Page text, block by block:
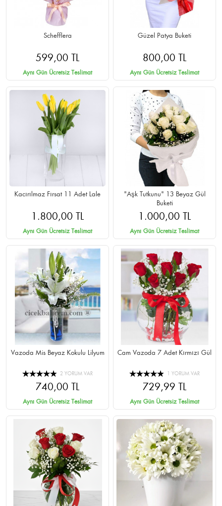
Schefflera
599,00 TL
Aynı Gün Ücretsiz Teslimat
Güzel Patya Buketi
800,00 TL
Aynı Gün Ücretsiz Teslimat
Kacırılmaz Fırsat 11 Adet Lale
1.800,00 TL
Aynı Gün Ücretsiz Teslimat
"Aşk Tutkunu" 13 Beyaz Gül
Buketi
1.000,00 TL
Aynı Gün Ücretsiz Teslimat
Vazoda Mis Beyaz Kokulu Lilyum
2 YORUM VAR
740,00 TL
Aynı Gün Ücretsiz Teslimat
Cam Vazoda 7 Adet Kırmızı Gül
1 YORUM VAR
729,99 TL
Aynı Gün Ücretsiz Teslimat